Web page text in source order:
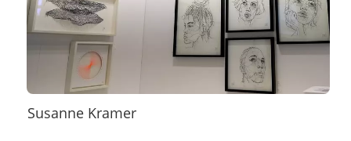
Susanne Kramer